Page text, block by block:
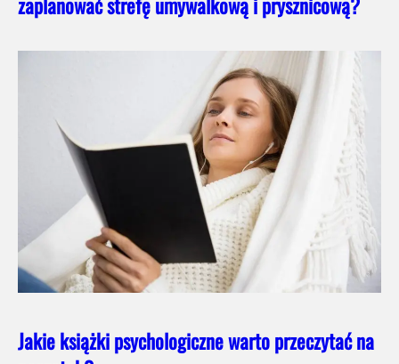
Jakie książki psychologiczne warto przeczytać na